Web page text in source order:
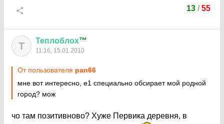
13/ 55
Т Теплоблох™
11:16, 15.01.2010
От пользователя pan66
мне вот интересно, е1 специально обсирает мой родной
город? мож
чо там позитивново? Хуже Первика деревня, в